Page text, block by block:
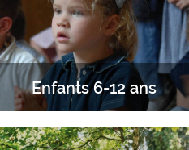
Enfants 6-12 ans
ans. Un programme équilibré entre